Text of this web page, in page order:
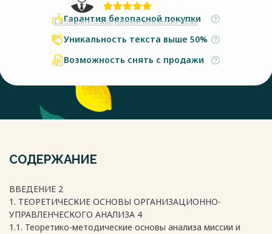
Сообщить о нарушении авторских прав
Гарантия безопасной покупки
Уникальность текста выше 50%
Возможность снять с продажи
СОДЕРЖАНИЕ
ВВЕДЕНИЕ 2
1. ТЕОРЕТИЧЕСКИЕ ОСНОВЫ ОРГАНИЗАЦИОННО-
УПРАВЛЕНЧЕСКОГО АНАЛИЗА 4
1.1. Теоретико-методические основы анализа миссии и